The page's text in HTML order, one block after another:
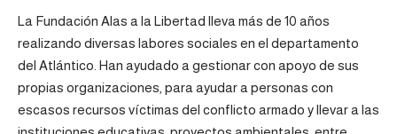
La Fundación Alas a la Libertad lleva más de 10 años
realizando diversas labores sociales en el departamento
del Atlántico. Han ayudado a gestionar con apoyo de sus
propias organizaciones, para ayudar a personas con
escasos recursos víctimas del conflicto armado y llevar a las